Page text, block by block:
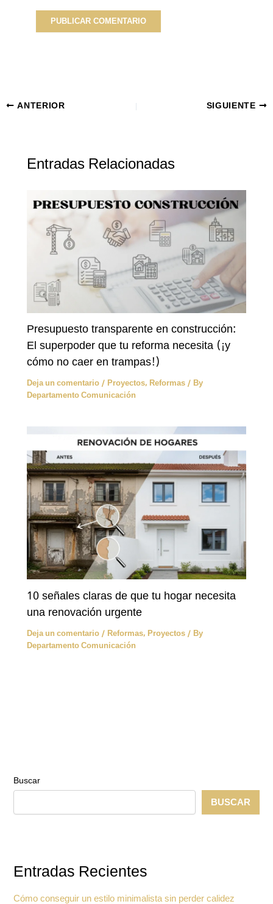
ANTERIOR SIGUIENTE
Entradas Relacionadas
Presupuesto transparente en construcción:
El superpoder que tu reforma necesita (¡y
cómo no caer en trampas!)
Deja un comentario / Proyectos, Reformas / By
Departamento Comunicación
10 señales claras de que tu hogar necesita
una renovación urgente
Deja un comentario / Reformas, Proyectos / By
Departamento Comunicación
Buscar
BUSCAR
Entradas Recientes
Cómo conseguir un estilo minimalista sin perder calidez